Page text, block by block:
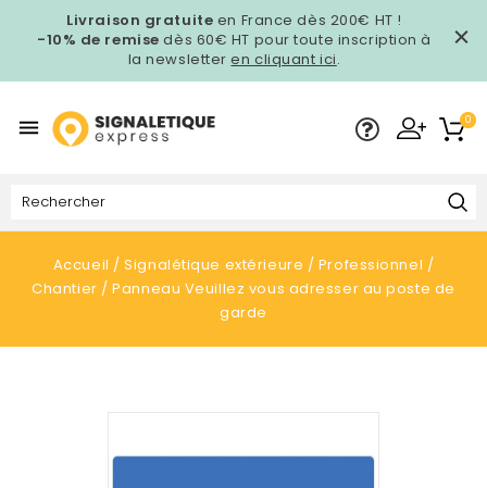
Livraison gratuite en France dès 200€ HT !
-10% de remise dès 60€ HT pour toute inscription à
la newsletteren cliquant ici.
 0
Accueil Signalétique extérieure
Professionnel
Chantier
Panneau Veuillez vous adresser au poste de
garde